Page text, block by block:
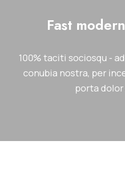
Fast
100% taciti sociosqu -
conubia nostra, per
porta